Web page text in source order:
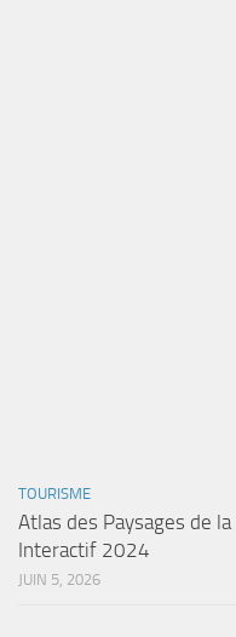
TOURISME
Atlas des Paysages de
Interactif 2024
JUIN 5, 2026